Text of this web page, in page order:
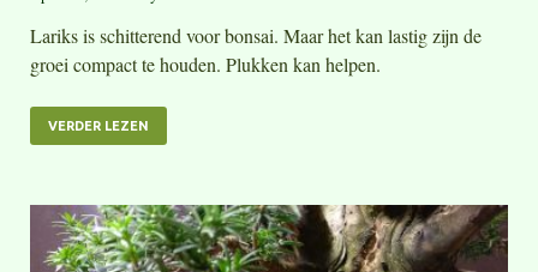
Lariks is schitterend voor bonsai. Maar het kan lastig zijn de
groei compact te houden. Plukken kan helpen.
VERDER LEZEN